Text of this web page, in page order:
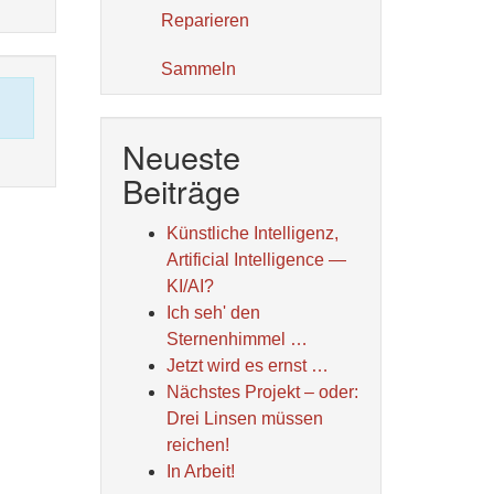
Reparieren
Sammeln
Neueste
Beiträge
Künstliche Intelligenz,
Artificial Intelligence —
KI/AI?
Ich seh' den
Sternenhimmel …
Jetzt wird es ernst …
Nächstes Projekt – oder:
Drei Linsen müssen
reichen!
In Arbeit!